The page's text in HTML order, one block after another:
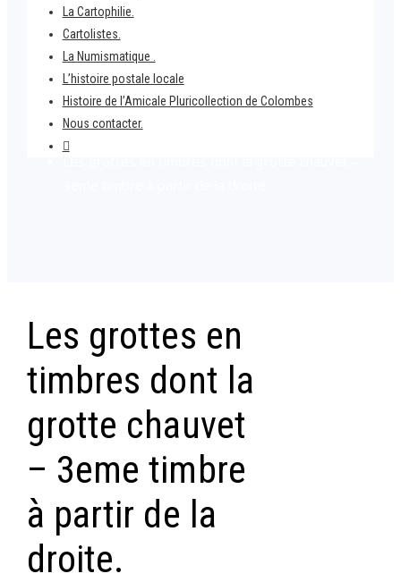
La Cartophilie.
Cartolistes.
La Numismatique .
L’histoire postale locale
Histoire de l’Amicale Pluricollection de Colombes
Nous contacter.
Home
18 décembre 1994 – Découverte de la grotte
Chauvet, véritable trésor archéologique.
Les grottes en
timbres dont la
grotte chauvet
– 3eme timbre
à partir de la
droite.